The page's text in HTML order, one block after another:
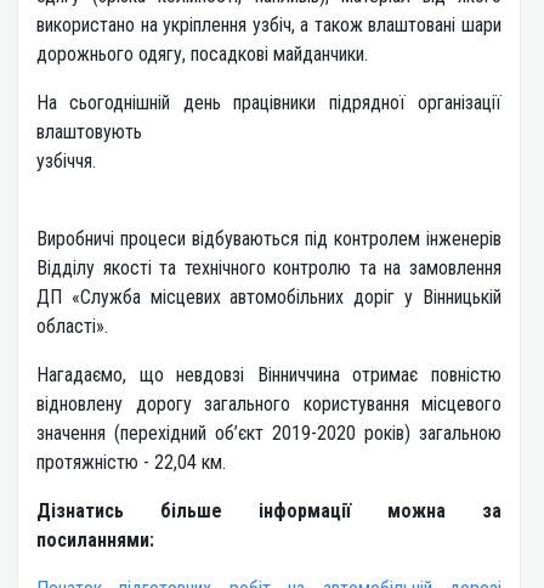
використано на укріплення узбіч, а також влаштовані шари
дорожнього одягу, посадкові майданчики.
На сьогоднішній день працівники підрядної організації
влаштовують
узбіччя.
Виробничі процеси відбуваються під контролем інженерів
Відділу якості та технічного контролю та на замовлення
ДП «Служба місцевих автомобільних доріг у Вінницькій
області».
Нагадаємо, що невдовзі Вінниччина отримає повністю
відновлену дорогу загального користування місцевого
значення (перехідний об’єкт 2019-2020 років) загальною
протяжністю - 22,04 км.
Дізнатись більше інформації можна за
посиланнями: